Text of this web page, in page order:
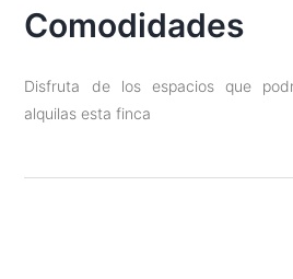
Comodidades
Disfruta de los espacios que
alquilas esta finca